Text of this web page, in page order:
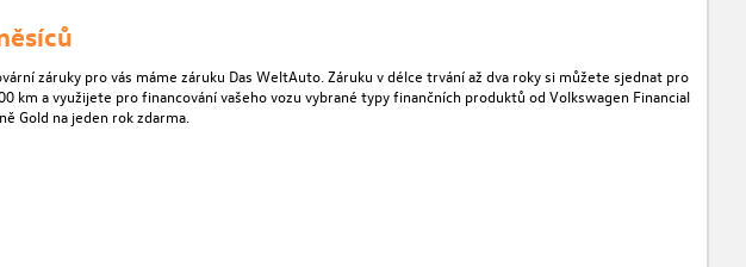
záruky pro vás máme záruku Das WeltAuto. Záruku v délce trvání až dva roky si můžete sjednat pro
km a využijete pro financování vašeho vozu vybrané typy finančních produktů od Volkswagen Financial
Gold na jeden rok zdarma.